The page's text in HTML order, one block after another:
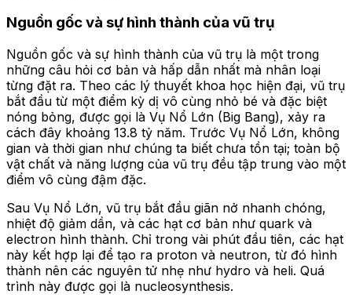
Nguồn gốc và sự hình thành của vũ trụ
Nguồn gốc và sự hình thành của vũ trụ là một trong
những câu hỏi cơ bản và hấp dẫn nhất mà nhân loại
từng đặt ra. Theo các lý thuyết khoa học hiện đại, vũ trụ
bắt đầu từ một điểm kỳ dị vô cùng nhỏ bé và đặc biệt
nóng bỏng, được gọi là Vụ Nổ Lớn (Big Bang), xảy ra
cách đây khoảng 13.8 tỷ năm. Trước Vụ Nổ Lớn, không
gian và thời gian như chúng ta biết chưa tồn tại; toàn bộ
vật chất và năng lượng của vũ trụ đều tập trung vào một
điểm vô cùng đậm đặc.
Sau Vụ Nổ Lớn, vũ trụ bắt đầu giãn nở nhanh chóng,
nhiệt độ giảm dần, và các hạt cơ bản như quark và
electron hình thành. Chỉ trong vài phút đầu tiên, các hạt
này kết hợp lại để tạo ra proton và neutron, từ đó hình
thành nên các nguyên tử nhẹ như hydro và heli. Quá
trình này được gọi là nucleosynthesis.